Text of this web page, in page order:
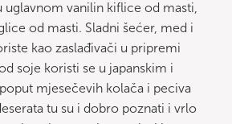
uglavnom vanilin kiflice od masti,
od masti. Sladni šećer, med i
kao zaslađivači u pripremi
soje koristi se u japanskim i
mjesečevih kolača i peciva
tu su i dobro poznati i vrlo